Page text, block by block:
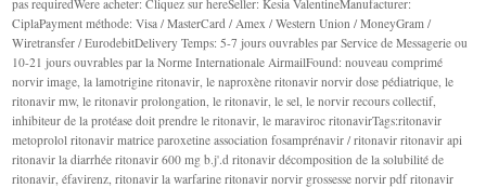
pas requiredWere acheter: Cliquez sur hereSeller: Kesia ValentineManufacturer:
CiplaPayment méthode: Visa / MasterCard / Amex / Western Union / MoneyGram /
Wiretransfer / EurodebitDelivery Temps: 5-7 jours ouvrables par Service de Messagerie ou
10-21 jours ouvrables par la Norme Internationale AirmailFound: nouveau comprimé
norvir image, la lamotrigine ritonavir, le naproxène ritonavir norvir dose pédiatrique, le
ritonavir mw, le ritonavir prolongation, le ritonavir, le sel, le norvir recours collectif,
inhibiteur de la protéase doit prendre le ritonavir, le maraviroc ritonavirTags:ritonavir
metoprolol ritonavir matrice paroxetine association fosamprénavir / ritonavir ritonavir api
ritonavir la diarrhée ritonavir 600 mg b.j'.d ritonavir décomposition de la solubilité de
ritonavir, éfavirenz, ritonavir la warfarine ritonavir norvir grossesse norvir pdf ritonavir